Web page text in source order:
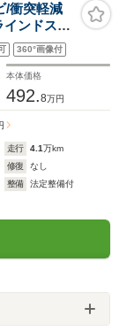
衝突軽減
インドスポ
アップデ
後ドラレ
360°画像付
本体価格
492.8万円
走行 4.1万km
修復
なし
整備
法定整備付